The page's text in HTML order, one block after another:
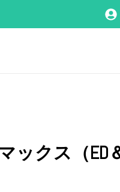
ックス（ED